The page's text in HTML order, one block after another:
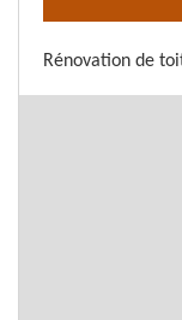
Rénovation de